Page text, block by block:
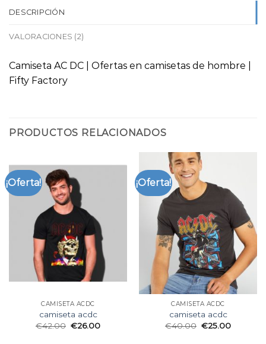
DESCRIPCIÓN
VALORACIONES (2)
Camiseta AC DC | Ofertas en camisetas de hombre |
Fifty Factory
PRODUCTOS RELACIONADOS
¡Oferta!
CAMISETA ACDC
camiseta acdc
€42.00 €26.00
¡Oferta!
CAMISETA ACDC
camiseta acdc
€40.00 €25.00